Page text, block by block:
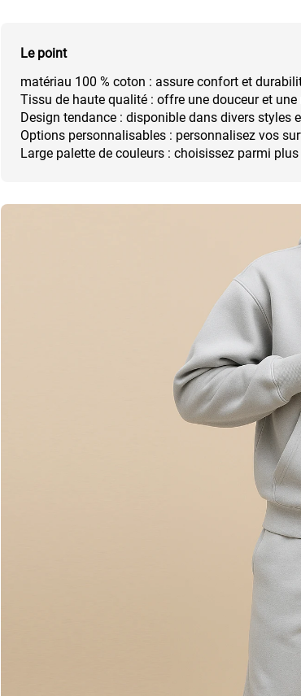
Le point
matériau 100 % coton : assure confort et
Tissu de haute qualité : offre une douceur et
Design tendance : disponible dans divers styles
Options personnalisables : personnalisez vos
Large palette de couleurs : choisissez parmi